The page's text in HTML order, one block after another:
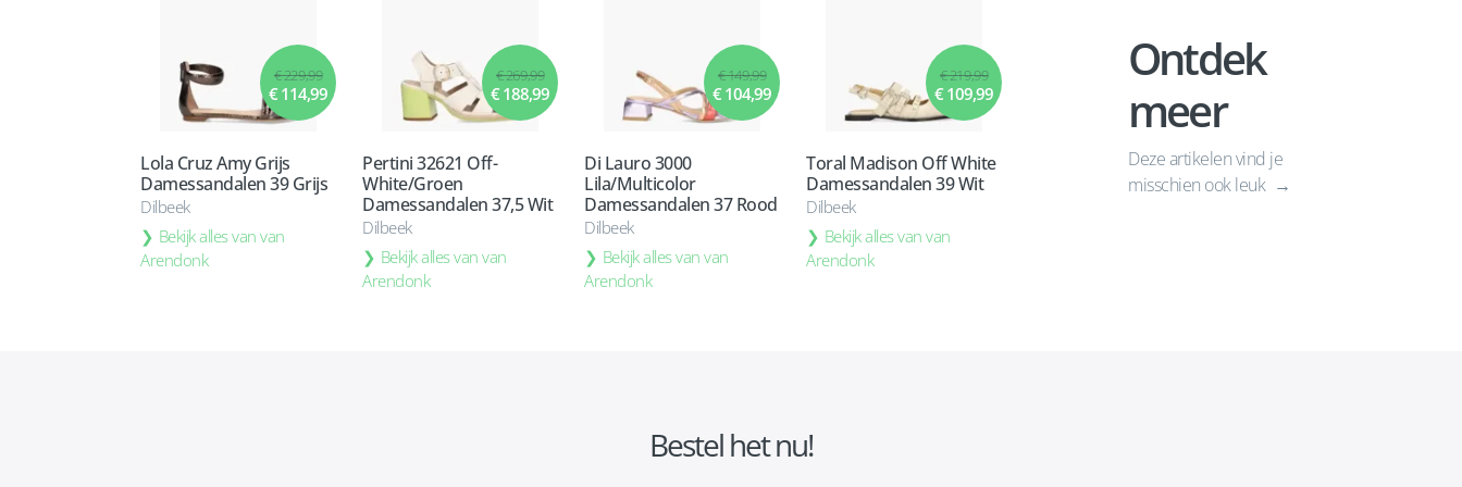
€ 229,99
€ 114,99
Lola Cruz Amy Grijs
Damessandalen 39 Grijs
Dilbeek
Bekijk alles van van
Arendonk
€ 269,99
€ 188,99
Pertini 32621 Off-
White/Groen
Damessandalen 37,5 Wit
Dilbeek
Bekijk alles van van
Arendonk
€ 149,99
€ 104,99
Di Lauro 3000
Lila/Multicolor
Damessandalen 37 Rood
Dilbeek
Bekijk alles van van
Arendonk
€ 219,99
€ 109,99
Toral Madison Off White
Damessandalen 39 Wit
Dilbeek
Bekijk alles van van
Arendonk
Ontdek
meer
Deze artikelen vind je
misschien ook leuk
Bestel het nu!